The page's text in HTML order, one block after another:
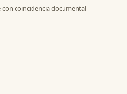
con coincidencia documental